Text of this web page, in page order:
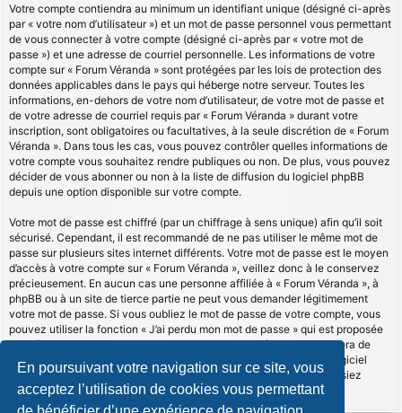
En poursuivant votre navigation sur ce site, vous
acceptez l’utilisation de cookies vous permettant
Votre compte contiendra au minimum un identifiant unique (désigné ci-après
par « votre nom d’utilisateur ») et un mot de passe personnel vous permettant
de vous connecter à votre compte (désigné ci-après par « votre mot de
passe ») et une adresse de courriel personnelle. Les informations de votre
compte sur « Forum Véranda » sont protégées par les lois de protection des
données applicables dans le pays qui héberge notre serveur. Toutes les
informations, en-dehors de votre nom d’utilisateur, de votre mot de passe et
de votre adresse de courriel requis par « Forum Véranda » durant votre
inscription, sont obligatoires ou facultatives, à la seule discrétion de « Forum
Véranda ». Dans tous les cas, vous pouvez contrôler quelles informations de
votre compte vous souhaitez rendre publiques ou non. De plus, vous pouvez
décider de vous abonner ou non à la liste de diffusion du logiciel phpBB
depuis une option disponible sur votre compte.
Votre mot de passe est chiffré (par un chiffrage à sens unique) afin qu’il soit
sécurisé. Cependant, il est recommandé de ne pas utiliser le même mot de
passe sur plusieurs sites internet différents. Votre mot de passe est le moyen
d’accès à votre compte sur « Forum Véranda », veillez donc à le conservez
précieusement. En aucun cas une personne affiliée à « Forum Véranda », à
phpBB ou à un site de tierce partie ne peut vous demander légitimement
votre mot de passe. Si vous oubliez le mot de passe de votre compte, vous
pouvez utiliser la fonction « J’ai perdu mon mot de passe » qui est proposée
par défaut sur le logiciel phpBB. Cette fonctionnalité vous demandera de
spécifier votre nom d’utilisateur et votre adresse de courriel et le logiciel
phpBB générera alors un nouveau mot de passe afin que vous puissiez
reprendre le contrôle de votre compte.